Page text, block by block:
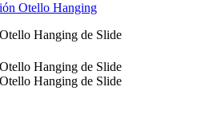
Otello Hanging